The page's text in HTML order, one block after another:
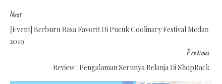
Next
[Event] Berburu Rasa Favorit Di Pucuk Coolinary Festival Medan
2019
Previous
Review : Pengalaman Serunya Belanja Di ShopBack